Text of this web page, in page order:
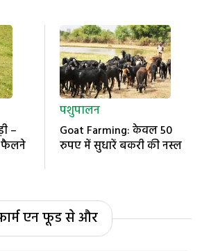
–
फैलने
पशुपालन
Goat Farming: केवल 50
रुपए में सुधारें बकरी की नस्ल
एन फूड से और